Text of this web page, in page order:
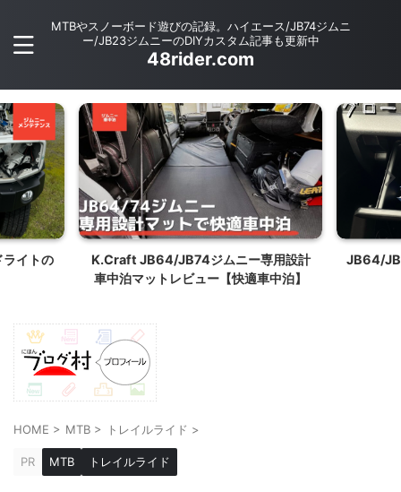
MTBやスノーボード遊びの記録。ハイエース/JB74ジムニ
ー/JB23ジムニーのDIYカスタム記事も更新中
48rider.com
イトの
K.Craft JB64/JB74ジムニー専用設計
車中泊マットレビュー【快適車中泊】
JB64/
HOME > MTB > トレイルライド >
PR MTB トレイルライド